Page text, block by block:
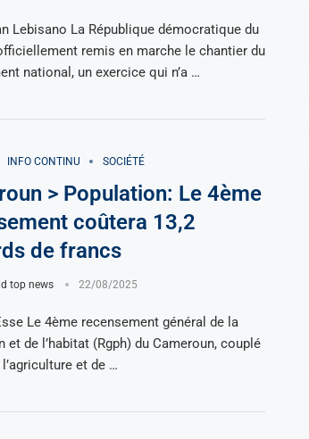
Lebisano La République démocratique du
remis en marche le chantier du
national, un exercice qui n’a …
INFO CONTINU SOCIÉTÉ
> Population: Le 4ème
coûtera 13,2
de francs
top news 22/08/2025
Le 4ème recensement général de la
et de l’habitat (Rgph) du Cameroun, couplé
et de …